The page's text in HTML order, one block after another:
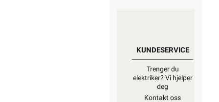
KUNDESERVICE
Trenger du
elektriker? Vi hjelper
deg
Kontakt oss